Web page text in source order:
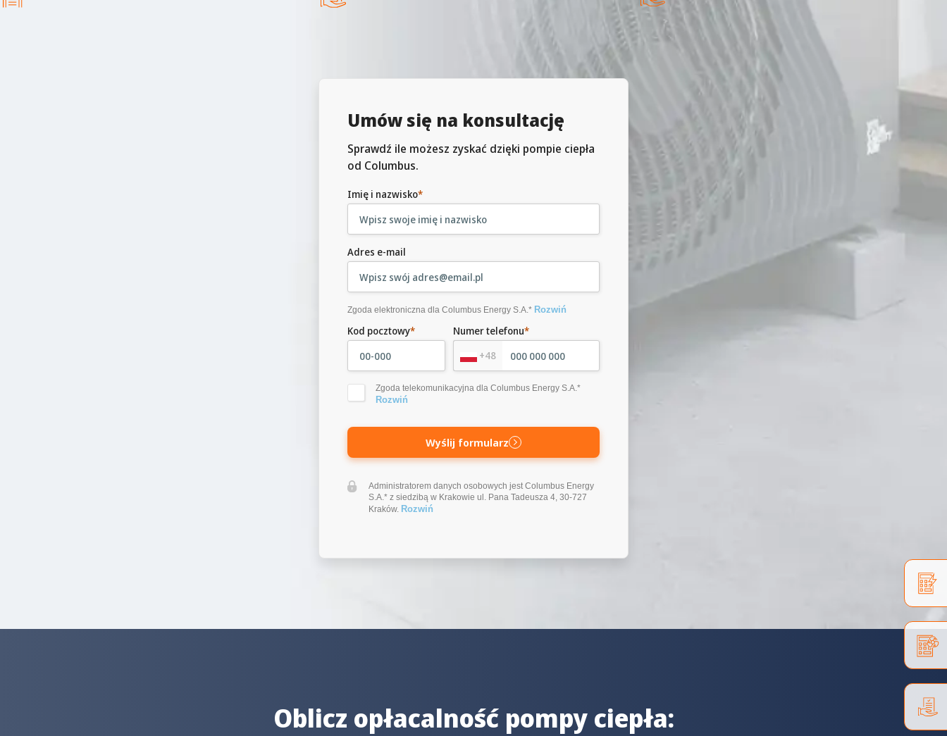
Umów się na konsultację
Sprawdź ile możesz zyskać dzięki pompie ciepła
od Columbus.
Imię i nazwisko*
Adres e-mail
Zgoda elektroniczna dla Columbus Energy S.A.* Rozwiń
Kod pocztowy* Numer telefonu*
+48
Zgoda telekomunikacyjna dla Columbus Energy S.A.*
Rozwiń
Wyślij formularz
Administratorem danych osobowych jest Columbus Energy
S.A.* z siedzibą w Krakowie ul. Pana Tadeusza 4, 30-727
Kraków. Rozwiń
Oblicz opłacalność pompy ciepła: